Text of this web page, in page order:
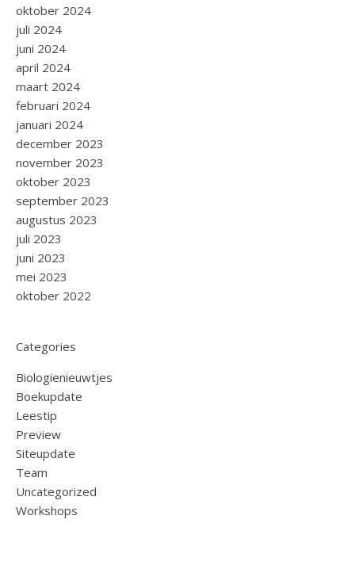
oktober 2024
juli 2024
juni 2024
april 2024
maart 2024
februari 2024
januari 2024
december 2023
november 2023
oktober 2023
september 2023
augustus 2023
juli 2023
juni 2023
mei 2023
oktober 2022
Categories
Biologienieuwtjes
Boekupdate
Leestip
Preview
Siteupdate
Team
Uncategorized
Workshops